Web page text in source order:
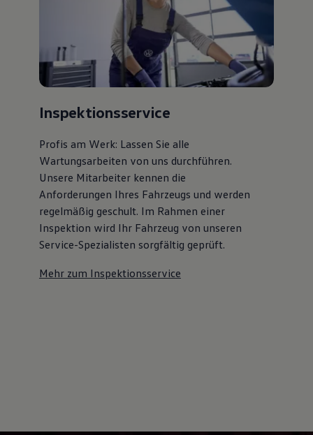
Inspektionsservice
Profis am Werk: Lassen Sie alle
Wartungsarbeiten von uns durchführen.
Unsere Mitarbeiter kennen die
Anforderungen Ihres Fahrzeugs und werden
regelmäßig geschult. Im Rahmen einer
Inspektion wird Ihr Fahrzeug von unseren
Service-Spezialisten sorgfältig geprüft.
Mehr zum Inspektionsservice